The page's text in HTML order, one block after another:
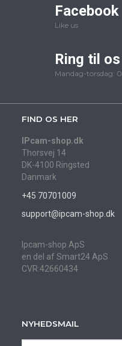
Facebook
Like us
Ring til
Mandag-torsdag:
FIND OS HER
IPcam-shop.dk
Thorsvej 14
DK-4100 Ringsted
Danmark
+45 70701009
support@ipcam-shop.dk
Ipcam-shop ApS
en del af Smart24 ApS
CVR:42660434
NYHEDSMAIL